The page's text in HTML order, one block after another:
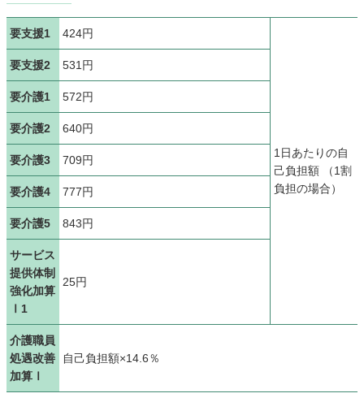
要支援1 424円
1日あたりの自
己負担額 （1割
負担の場合）
要支援2 531円
要介護1 572円
要介護2 640円
要介護3 709円
要介護4 777円
要介護5 843円
サービス
提供体制
強化加算
Ⅰ1
25円
介護職員
処遇改善
加算Ⅰ
自己負担額×14.6％